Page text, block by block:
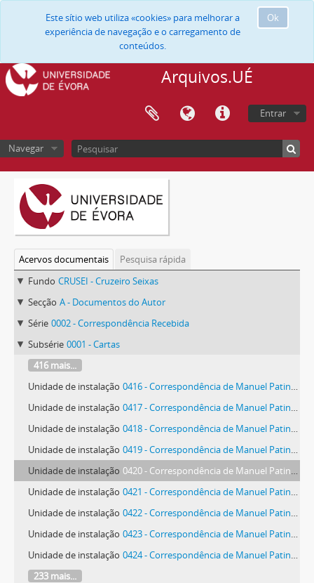
Ok
Este sítio web utiliza «cookies» para melhorar a
experiência de navegação e o carregamento de
conteúdos.
Arquivos.UÉ
Entrar
Navegar
Acervos documentais
Pesquisa rápida
Fundo CRUSEI - Cruzeiro Seixas
Secção A - Documentos do Autor
Série 0002 - Correspondência Recebida
Subsérie 0001 - Cartas
416 mais...
Unidade de instalação 0416 - Correspondência de Manuel Patinha
Unidade de instalação 0417 - Correspondência de Manuel Patinha
Unidade de instalação 0418 - Correspondência de Manuel Patinha
Unidade de instalação 0419 - Correspondência de Manuel Patinha
Unidade de instalação 0420 - Correspondência de Manuel Patinha
Unidade de instalação 0421 - Correspondência de Manuel Patinha
Unidade de instalação 0422 - Correspondência de Manuel Patinha
Unidade de instalação 0423 - Correspondência de Manuel Patinha
Unidade de instalação 0424 - Correspondência de Manuel Patinha
233 mais...